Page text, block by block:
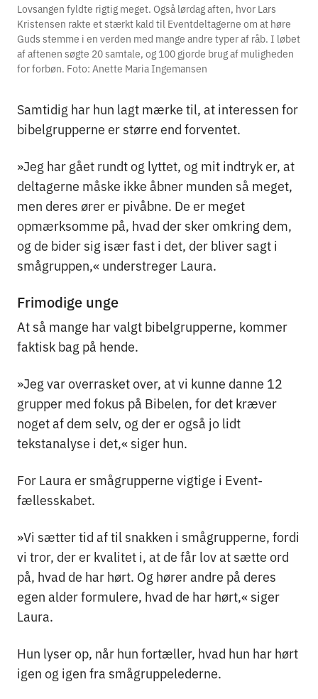
Lovsangen fyldte rigtig meget. Også lørdag aften, hvor Lars
Kristensen rakte et stærkt kald til Eventdeltagerne om at høre
Guds stemme i en verden med mange andre typer af råb. I løbet
af aftenen søgte 20 samtale, og 100 gjorde brug af muligheden
for forbøn. Foto: Anette Maria Ingemansen
Samtidig har hun lagt mærke til, at interessen for
bibelgrupperne er større end forventet.
»Jeg har gået rundt og lyttet, og mit indtryk er, at
deltagerne måske ikke åbner munden så meget,
men deres ører er pivåbne. De er meget
opmærksomme på, hvad der sker omkring dem,
og de bider sig især fast i det, der bliver sagt i
smågruppen,« understreger Laura.
Frimodige unge
At så mange har valgt bibelgrupperne, kommer
faktisk bag på hende.
»Jeg var overrasket over, at vi kunne danne 12
grupper med fokus på Bibelen, for det kræver
noget af dem selv, og der er også jo lidt
tekstanalyse i det,« siger hun.
For Laura er smågrupperne vigtige i Event-
fællesskabet.
»Vi sætter tid af til snakken i smågrupperne, fordi
vi tror, der er kvalitet i, at de får lov at sætte ord
på, hvad de har hørt. Og hører andre på deres
egen alder formulere, hvad de har hørt,« siger
Laura.
Hun lyser op, når hun fortæller, hvad hun har hørt
igen og igen fra smågruppelederne.